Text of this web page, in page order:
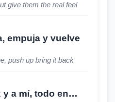
give them the real feel
empuja y vuelve
push up bring it back
y a mí, todo en…